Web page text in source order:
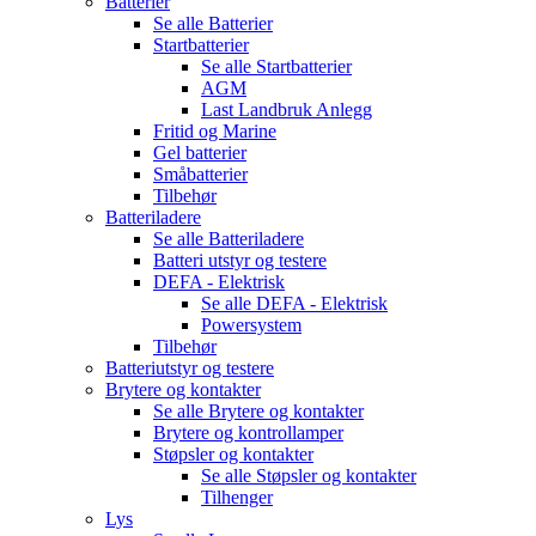
Se alle Batterier
Startbatterier
Se alle Startbatterier
AGM
Last Landbruk Anlegg
Fritid og Marine
Gel batterier
Småbatterier
Tilbehør
Batteriladere
Se alle Batteriladere
Batteri utstyr og testere
DEFA - Elektrisk
Se alle DEFA - Elektrisk
Powersystem
Tilbehør
Batteriutstyr og testere
Brytere og kontakter
Se alle Brytere og kontakter
Brytere og kontrollamper
Støpsler og kontakter
Se alle Støpsler og kontakter
Tilhenger
Lys